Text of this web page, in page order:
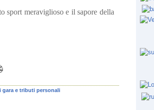
sport meraviglioso e il sapore della
gara e tributi personali